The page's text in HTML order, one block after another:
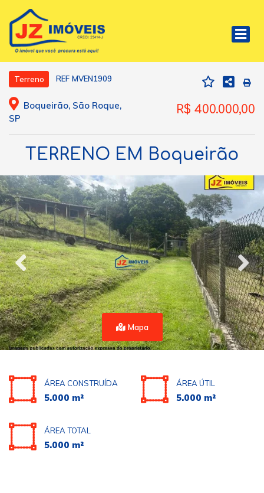
Terreno REF MVEN1909
Boqueirão, São Roque,
SP
R$ 400.000,00
TERRENO EM Boqueirão
Mapa
ÁREA CONSTRUÍDA
5.000 m²
ÁREA ÚTIL
5.000 m²
ÁREA TOTAL
5.000 m²